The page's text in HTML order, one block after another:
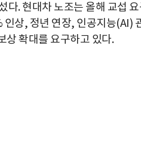
. 현대차 노조는 올해 교섭
상, 정년 연장, 인공지능(AI)
상 확대를 요구하고 있다.